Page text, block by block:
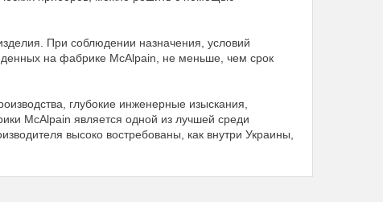
При соблюдении назначения, условий
на фабрике McAlpain, не меньше, чем срок
глубокие инженерные изыскания,
McAlpain является одной из лучшей среди
высоко востребованы, как внутри Украины,